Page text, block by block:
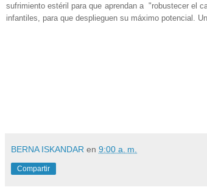
sufrimiento estéril para que aprendan a "robustecer el
infantiles, para que desplieguen su máximo potencial.
BERNA ISKANDAR en 9:00 a. m.
Compartir